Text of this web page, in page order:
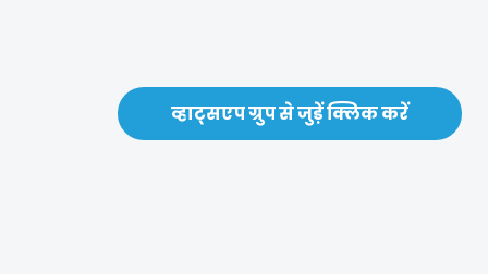
व्हाट्सएप ग्रुप से जुड़ें क्लिक करें